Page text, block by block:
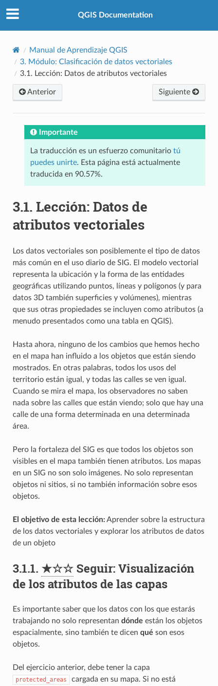
QGIS Documentation
Manual de Aprendizaje QGIS
3. Módulo: Clasificación de datos vectoriales
3.1. Lección: Datos de atributos vectoriales
Anterior Siguiente
Importante
La traducción es un esfuerzo comunitario tú
puedes unirte. Esta página está actualmente
traducida en 90.57%.
3.1. Lección: Datos de
atributos vectoriales
Los datos vectoriales son posiblemente el tipo de datos
más común en el uso diario de SIG. El modelo vectorial
representa la ubicación y la forma de las entidades
geográficas utilizando puntos, líneas y polígonos (y para
datos 3D también superficies y volúmenes), mientras
que sus otras propiedades se incluyen como atributos (a
menudo presentados como una tabla en QGIS).
Hasta ahora, ninguno de los cambios que hemos hecho
en el mapa han influido a los objetos que están siendo
mostrados. En otras palabras, todos los usos del
territorio están igual, y todas las calles se ven igual.
Cuando se mira el mapa, los observadores no saben
nada sobre las calles que están viendo; solo que hay una
calle de una forma determinada en una determinada
área.
Pero la fortaleza del SIG es que todos los objetos son
visibles en el mapa también tienen atributos. Los mapas
en un SIG no son solo imágenes. No solo representan
objetos ni sitios, si no también información sobre esos
objetos.
El objetivo de esta lección:Aprender sobre la estructura
de los datos vectoriales y explorar los atributos de datos
de un objeto
3.1.1. ★☆☆Seguir: Visualización
de los atributos de las capas
Es importante saber que los datos con los que estarás
trabajando no solo representan dónde están los objetos
espacialmente, sino también te dicen qué son esos
objetos.
Del ejercicio anterior, debe tener la capa
protected_areas
cargada en su mapa. Si no está